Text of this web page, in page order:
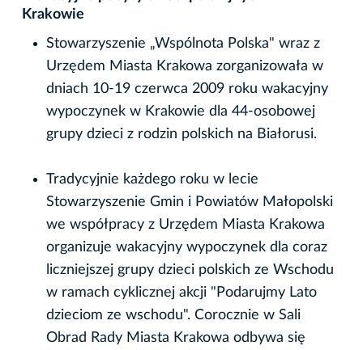
Krakowie
Stowarzyszenie „Wspólnota Polska" wraz z
Urzędem Miasta Krakowa zorganizowała w
dniach 10-19 czerwca 2009 roku wakacyjny
wypoczynek w Krakowie dla 44-osobowej
grupy dzieci z rodzin polskich na Białorusi.
Tradycyjnie każdego roku w lecie
Stowarzyszenie Gmin i Powiatów Małopolski
we współpracy z Urzędem Miasta Krakowa
organizuje wakacyjny wypoczynek dla coraz
liczniejszej grupy dzieci polskich ze Wschodu
w ramach cyklicznej akcji "Podarujmy Lato
dzieciom ze wschodu". Corocznie w Sali
Obrad Rady Miasta Krakowa odbywa się